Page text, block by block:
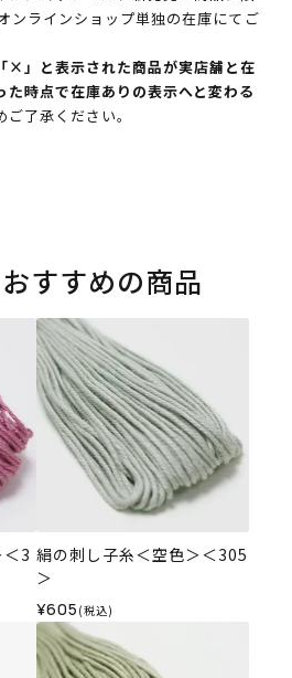
ンラインショップ単独の在庫にてご
×」と表示された商品が実店舗と在
時点で在庫ありの表示へと変わる
ご了承ください。
すすめの商品
3 絹の刺し子糸＜空色＞＜305
＞
¥605 (税込)